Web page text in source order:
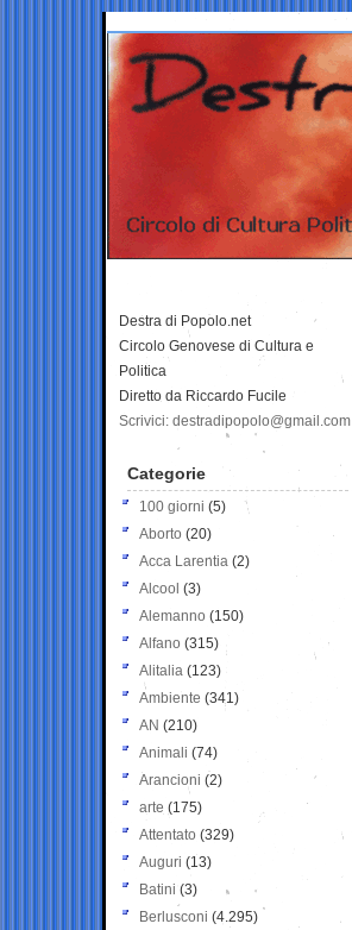
Destra di Popolo.net
Circolo Genovese di Cultura e
Politica
Diretto da Riccardo Fucile
Scrivici: destradipopolo@gmail.com
Categorie
100 giorni (5)
Aborto (20)
Acca Larentia (2)
Alcool (3)
Alemanno (150)
Alfano (315)
Alitalia (123)
Ambiente (341)
AN (210)
Animali (74)
Arancioni (2)
arte (175)
Attentato (329)
Auguri (13)
Batini (3)
Berlusconi (4.295)